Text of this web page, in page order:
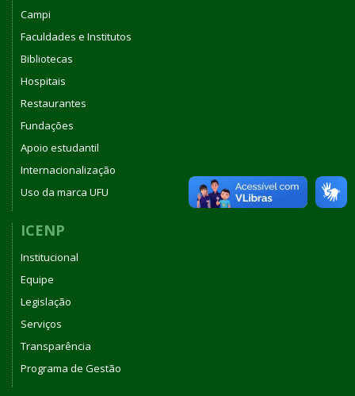
Campi
Faculdades e Institutos
Bibliotecas
Hospitais
Restaurantes
Fundações
Apoio estudantil
Internacionalização
Uso da marca UFU
ICENP
Institucional
Equipe
Legislação
Serviços
Transparência
Programa de Gestão